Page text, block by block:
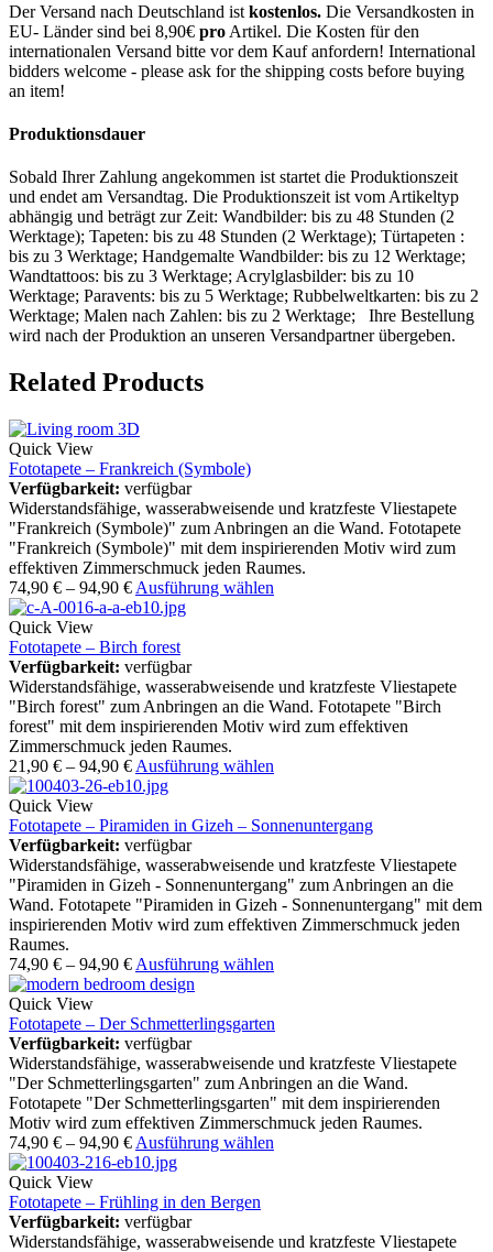
Der Versand nach Deutschland ist kostenlos. Die Versandkosten in
EU- Länder sind bei 8,90€ pro Artikel. Die Kosten für den
internationalen Versand bitte vor dem Kauf anfordern! International
bidders welcome - please ask for the shipping costs before buying
an item!
Produktionsdauer
Sobald Ihrer Zahlung angekommen ist startet die Produktionszeit
und endet am Versandtag. Die Produktionszeit ist vom Artikeltyp
abhängig und beträgt zur Zeit: Wandbilder: bis zu 48 Stunden (2
Werktage); Tapeten: bis zu 48 Stunden (2 Werktage); Türtapeten :
bis zu 3 Werktage; Handgemalte Wandbilder: bis zu 12 Werktage;
Wandtattoos: bis zu 3 Werktage; Acrylglasbilder: bis zu 10
Werktage; Paravents: bis zu 5 Werktage; Rubbelweltkarten: bis zu 2
Werktage; Malen nach Zahlen: bis zu 2 Werktage; Ihre Bestellung
wird nach der Produktion an unseren Versandpartner übergeben.
Related Products
Quick View
Fototapete – Frankreich (Symbole)
Verfügbarkeit: verfügbar
Widerstandsfähige, wasserabweisende und kratzfeste Vliestapete
"Frankreich (Symbole)" zum Anbringen an die Wand. Fototapete
"Frankreich (Symbole)" mit dem inspirierenden Motiv wird zum
effektiven Zimmerschmuck jeden Raumes.
74,90 € – 94,90 € Ausführung wählen
Quick View
Fototapete – Birch forest
Verfügbarkeit: verfügbar
Widerstandsfähige, wasserabweisende und kratzfeste Vliestapete
"Birch forest" zum Anbringen an die Wand. Fototapete "Birch
forest" mit dem inspirierenden Motiv wird zum effektiven
Zimmerschmuck jeden Raumes.
21,90 € – 94,90 € Ausführung wählen
Quick View
Fototapete – Piramiden in Gizeh – Sonnenuntergang
Verfügbarkeit: verfügbar
Widerstandsfähige, wasserabweisende und kratzfeste Vliestapete
"Piramiden in Gizeh - Sonnenuntergang" zum Anbringen an die
Wand. Fototapete "Piramiden in Gizeh - Sonnenuntergang" mit dem
inspirierenden Motiv wird zum effektiven Zimmerschmuck jeden
Raumes.
74,90 € – 94,90 € Ausführung wählen
Quick View
Fototapete – Der Schmetterlingsgarten
Verfügbarkeit: verfügbar
Widerstandsfähige, wasserabweisende und kratzfeste Vliestapete
"Der Schmetterlingsgarten" zum Anbringen an die Wand.
Fototapete "Der Schmetterlingsgarten" mit dem inspirierenden
Motiv wird zum effektiven Zimmerschmuck jeden Raumes.
74,90 € – 94,90 € Ausführung wählen
Quick View
Fototapete – Frühling in den Bergen
Verfügbarkeit: verfügbar
Widerstandsfähige, wasserabweisende und kratzfeste Vliestapete